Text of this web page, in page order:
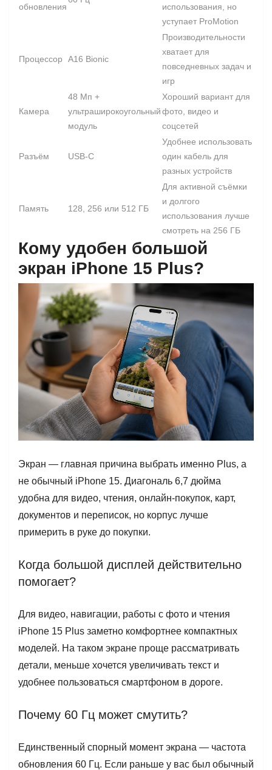
обновления
использования, но
уступает ProMotion
Процессор A16 Bionic
Производительности
хватает для
повседневных задач и
игр
Камера
48 Мп +
ультраширокоугольный
модуль
Хороший вариант для
фото, видео и
соцсетей
Разъём USB-C
Удобнее использовать
один кабель для
разных устройств
Память 128, 256 или 512 ГБ
Для активной съёмки
и долгого
использования лучше
смотреть на 256 ГБ
Кому удобен большой
экран iPhone 15 Plus?
Экран — главная причина выбрать именно Plus, а
не обычный iPhone 15. Диагональ 6,7 дюйма
удобна для видео, чтения, онлайн-покупок, карт,
документов и переписок, но корпус лучше
примерить в руке до покупки.
Когда большой дисплей действительно
помогает?
Для видео, навигации, работы с фото и чтения
iPhone 15 Plus заметно комфортнее компактных
моделей. На таком экране проще рассматривать
детали, меньше хочется увеличивать текст и
удобнее пользоваться смартфоном в дороге.
Почему 60 Гц может смутить?
Единственный спорный момент экрана — частота
обновления 60 Гц. Если раньше у вас был обычный